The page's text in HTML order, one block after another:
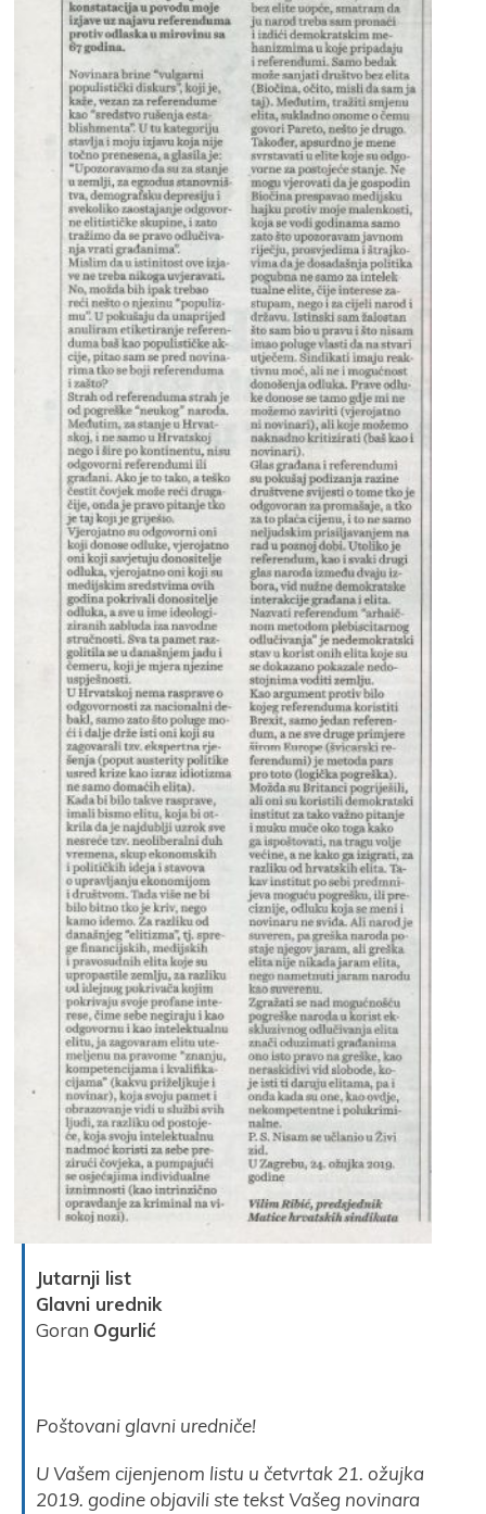
Jutarnji list
Glavni urednik
Goran Ogurlić
Poštovani glavni uredniče!
U Vašem cijenjenom listu u četvrtak 21. ožujka
2019. godine objavili ste tekst Vašeg novinara